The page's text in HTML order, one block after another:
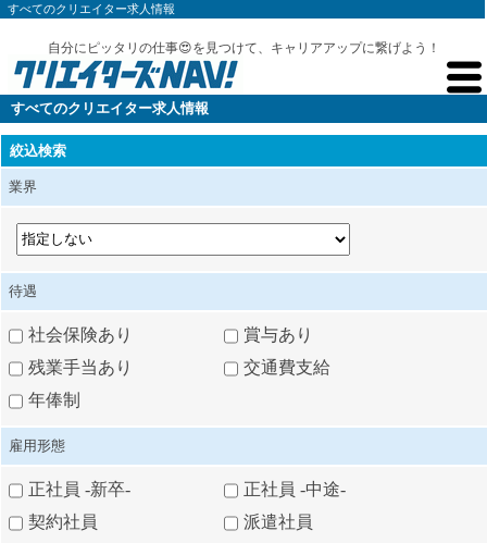
すべてのクリエイター求人情報
自分にピッタリの仕事😍を見つけて、キャリアアップに繋げよう！
すべてのクリエイター求人情報
絞込検索
業界
待遇
社会保険あり
賞与あり
残業手当あり
交通費支給
年俸制
雇用形態
正社員 -新卒-
正社員 -中途-
契約社員
派遣社員